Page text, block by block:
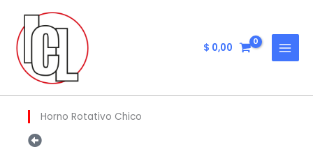
contenido
$ 0,00
Horno Rotativo Chico